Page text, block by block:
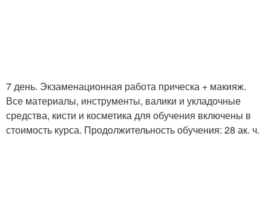
7 день. Экзаменационная работа прическа + макияж.
Все материалы, инструменты, валики и укладочные
средства, кисти и косметика для обучения включены в
стоимость курса. Продолжительность обучения: 28 ак. ч.